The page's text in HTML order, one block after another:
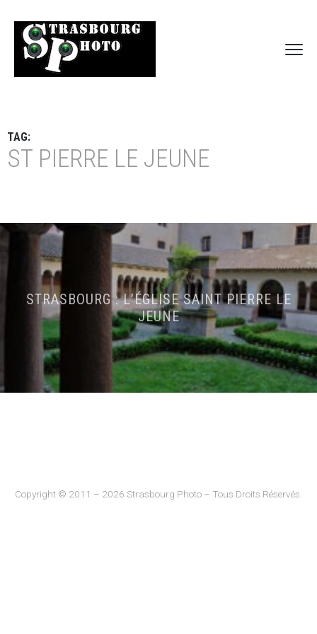
TAG:
ST PIERRE LE JEUNE
STRASBOURG : L’ÉGLISE SAINT PIERRE LE
JEUNE
Copyright © 2011 – 2026 Strasbourg Photo – Tous Droits Réservés.